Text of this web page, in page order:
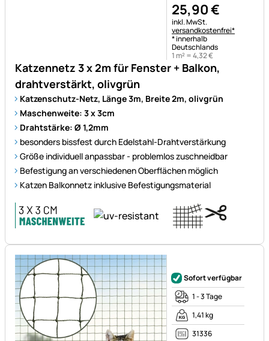
Katzennetz 3 x 2m für Fenster + Balkon,
drahtverstärkt, olivgrün
Katzenschutz-Netz, Länge 3m, Breite 2m, olivgrün
Maschenweite: 3 x 3cm
Drahtstärke: Ø 1,2mm
besonders bissfest durch Edelstahl-Drahtverstärkung
Größe individuell anpassbar - problemlos zuschneidbar
Befestigung an verschiedenen Oberflächen möglich
Katzen Balkonnetz inklusive Befestigungsmaterial
25,90€
Steuerhinweis:
inkl. MwSt.
versandkostenfrei*
* innerhalb
Deutschlands
1 m² =4,32€
Sofort verfügbar
1 - 3 Tage
1,41 kg
31336